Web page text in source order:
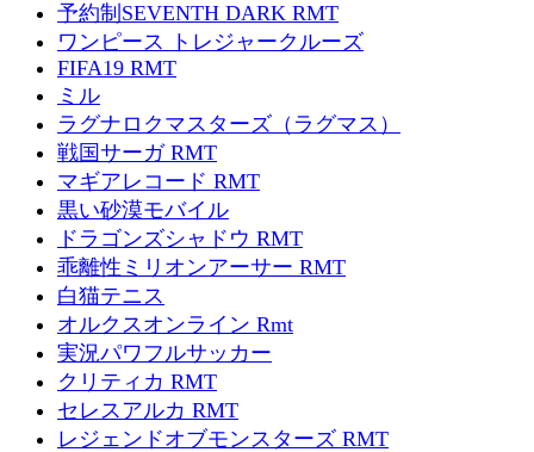
予約制SEVENTH DARK RMT
ワンピース トレジャークルーズ
FIFA19 RMT
ミル
ラグナロクマスターズ（ラグマス）
戦国サーガ RMT
マギアレコード RMT
黒い砂漠モバイル
ドラゴンズシャドウ RMT
乖離性ミリオンアーサー RMT
白猫テニス
オルクスオンライン Rmt
実況パワフルサッカー
クリティカ RMT
セレスアルカ RMT
レジェンドオブモンスターズ RMT